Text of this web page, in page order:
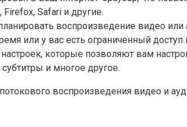
Safari и другие.
воспроизведение видео
или у вас есть ограниченный доступ
которые позволяют вам
и многое другое.
воспроизведения видео и